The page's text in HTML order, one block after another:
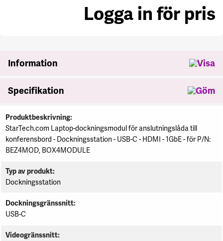
Logga in för pris
Information
Specifikation
Produktbeskrivning
StarTech.com Laptop-dockningsmodul för anslutningslåda till
konferensbord - Dockningsstation - USB-C - HDMI - 1GbE - för P/N:
BEZ4MOD, BOX4MODULE
Typ av produkt
Dockningsstation
Dockningsgränssnitt
USB-C
Videogränssnitt